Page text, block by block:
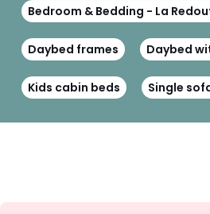
Bedroom & Bedding - La
Daybed frames Daybed
Kids cabin beds Single